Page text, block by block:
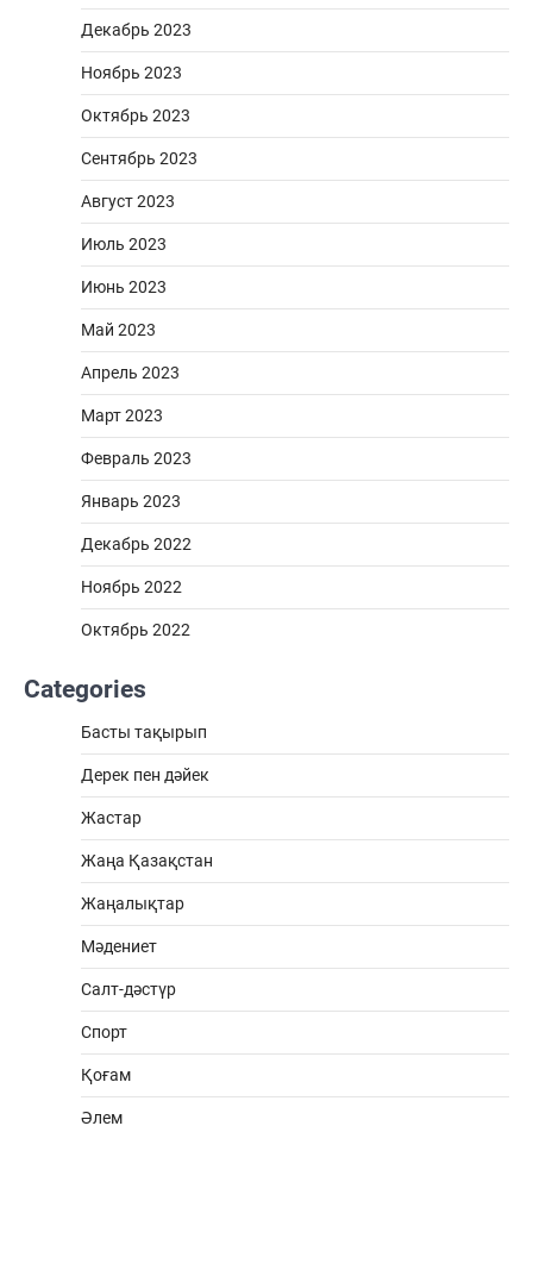
Декабрь 2023
Ноябрь 2023
Октябрь 2023
Сентябрь 2023
Август 2023
Июль 2023
Июнь 2023
Май 2023
Апрель 2023
Март 2023
Февраль 2023
Январь 2023
Декабрь 2022
Ноябрь 2022
Октябрь 2022
Categories
Басты тақырып
Дерек пен дәйек
Жастар
Жаңа Қазақстан
Жаңалықтар
Мәдениет
Салт-дәстүр
Спорт
Қоғам
Әлем